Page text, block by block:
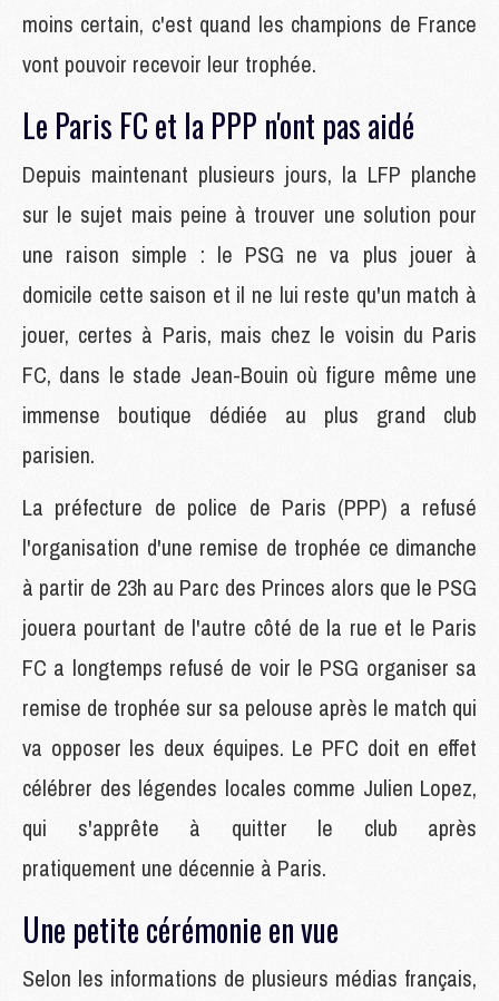
moins certain, c'est quand les champions de France
vont pouvoir recevoir leur trophée.
Le Paris FC et la PPP n'ont pas aidé
Depuis maintenant plusieurs jours, la LFP planche
sur le sujet mais peine à trouver une solution pour
une raison simple : le PSG ne va plus jouer à
domicile cette saison et il ne lui reste qu'un match à
jouer, certes à Paris, mais chez le voisin du Paris
FC, dans le stade Jean-Bouin où figure même une
immense boutique dédiée au plus grand club
parisien.
La préfecture de police de Paris (PPP) a refusé
l'organisation d'une remise de trophée ce dimanche
à partir de 23h au Parc des Princes alors que le PSG
jouera pourtant de l'autre côté de la rue et le Paris
FC a longtemps refusé de voir le PSG organiser sa
remise de trophée sur sa pelouse après le match qui
va opposer les deux équipes. Le PFC doit en effet
célébrer des légendes locales comme Julien Lopez,
qui s'apprête à quitter le club après
pratiquement une décennie à Paris.
Une petite cérémonie en vue
Selon les informations de plusieurs médias français,